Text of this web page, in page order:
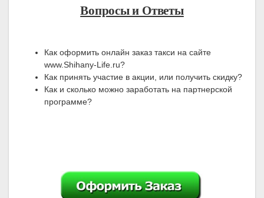
Вопросы и Ответы
Как оформить онлайн заказ такси на сайте
www.Shihany-Life.ru?
Как принять участие в акции, или получить скидку?
Как и сколько можно заработать на партнерской
программе?